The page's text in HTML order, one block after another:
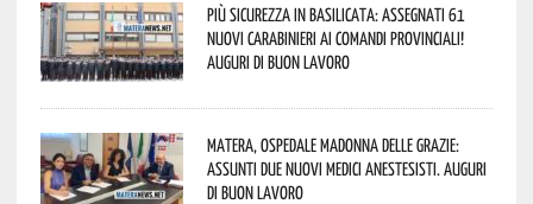
Più sicurezza in Basilicata: assegnati 61
nuovi Carabinieri ai Comandi provinciali!
Auguri di buon lavoro
Matera, Ospedale Madonna delle Grazie:
assunti due nuovi medici anestesisti. Auguri
di buon lavoro